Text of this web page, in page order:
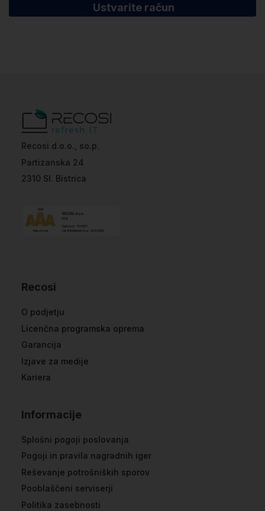
Ustvarite račun
Recosi d.o.o., so.p.
Partizanska 24
2310 Sl. Bistrica
Recosi
O podjetju
Licenčna programska oprema
Garancija
Izjave za medije
Kariera
Informacije
Splošni pogoji poslovanja
Pogoji in pravila nagradnih iger
Reševanje potrošniških sporov
Pooblaščeni serviserji
Politika zasebnosti